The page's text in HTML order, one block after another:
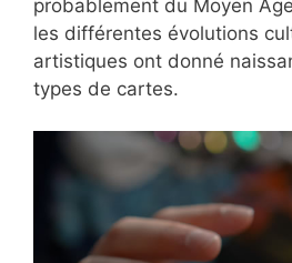
probablement du Moyen
les différentes évolutions
artistiques ont donné
types de cartes.